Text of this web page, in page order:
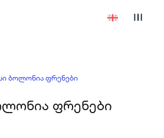
ბოლონია ფრენები
ფრენები